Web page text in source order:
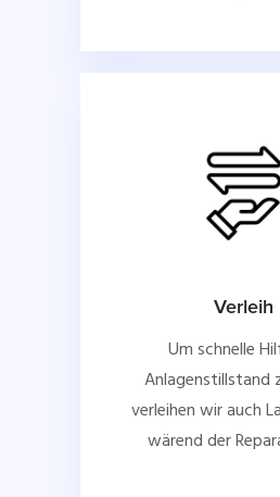
Verleih
Um schnelle
Anlagenstillstand
verleihen wir auch
wärend der